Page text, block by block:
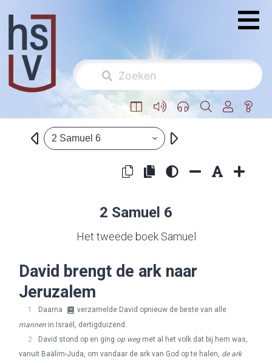
2 Samuel 6
2 Samuel 6
Het tweede boek Samuel
David brengt de ark naar
Jeruzalem
1 Daarna
verzamelde David opnieuw de beste van alle
mannen in Israël, dertigduizend.
2
David stond op en ging op wegmet al het volk dat bij hem was,
vanuit Baälim-Juda, om vandaar de ark van God op te halen, de ark